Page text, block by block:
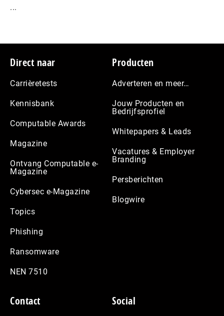
...
Footer
Direct naar
Carrièretests
Kennisbank
Computable Awards
Magazine
Ontvang Computable e-
Magazine
Cybersec e-Magazine
Topics
Phishing
Ransomware
NEN 7510
Producten
Adverteren en meer…
Jouw Producten en
Bedrijfsprofiel
Whitepapers & Leads
Vacatures & Employer
Branding
Persberichten
Blogwire
Contact Social